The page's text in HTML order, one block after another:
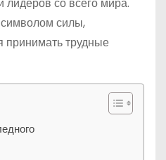
силы,
принимать трудные